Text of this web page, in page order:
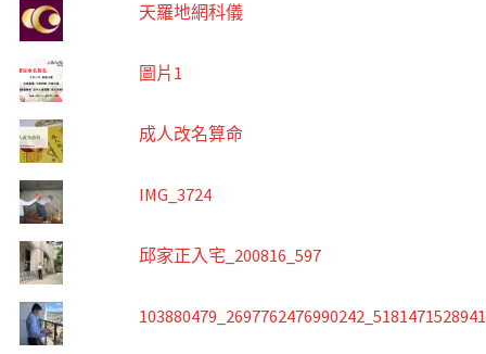
天羅地網科儀
圖片1
成人改名算命
IMG_3724
邱家正入宅_200816_597